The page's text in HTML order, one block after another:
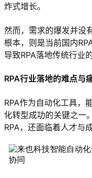
炸式增长。
然而，需求的爆发并没
根本，则是当前国内
导致RPA落地传统行业
RPA行业落地的难点与
RPA作为自动化工具，
化转型成功的关键之一
RPA，还面临着人才与